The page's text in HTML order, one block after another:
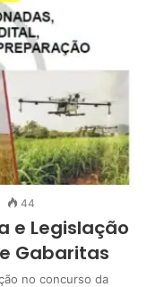
44
e Legislação
Gabaritas
no concurso da